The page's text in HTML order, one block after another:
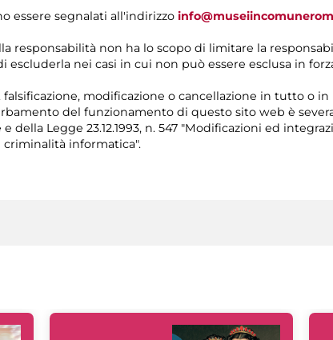
essere segnalati all'indirizzo
responsabilità non ha lo scopo di limitare la
escluderla nei casi in cui non può essere esclusa in
falsificazione, modificazione o cancellazione in tutto o
del funzionamento di questo sito web è
della Legge 23.12.1993, n. 547 "Modificazioni ed
criminalità informatica".